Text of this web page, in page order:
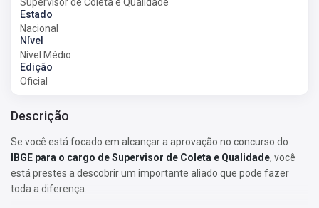
Estado
Nacional
Nível
Nível Médio
Edição
Oficial
Descrição
Se você está focado em alcançar a aprovação no concurso do
IBGE para o cargo de Supervisor de Coleta e Qualidade, você
está prestes a descobrir um importante aliado que pode fazer
toda a diferença.